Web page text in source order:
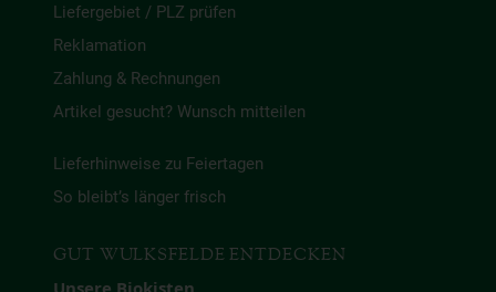
Liefergebiet / PLZ prüfen
Reklamation
Zahlung & Rechnungen
Artikel gesucht? Wunsch mitteilen
Lieferhinweise zu Feiertagen
So bleibt’s länger frisch
GUT WULKSFELDE ENTDECKEN